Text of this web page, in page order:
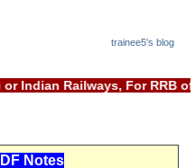
trainee5's blog
or Indian Railways,
Notes